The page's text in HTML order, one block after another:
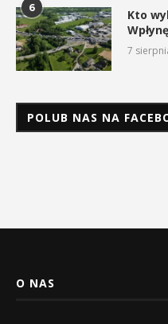
6
Kto
7
POLUB NAS NA
O NAS